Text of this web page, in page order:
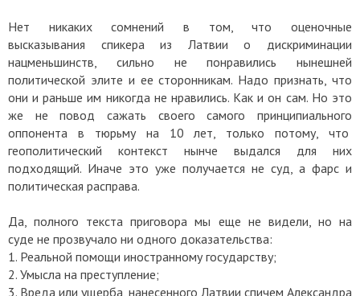
Нет никаких сомнений в том, что оценочные
высказывания спикера из Латвии о дискриминации
нацменьшинств, сильно не понравились нынешней
политической элите и ее сторонникам. Надо признать, что
они и раньше им никогда не нравились. Как и он сам. Но это
же не повод сажать своего самого принципиального
оппонента в тюрьму на 10 лет, только потому, что
геополитический контекст нынче выдался для них
подходящий. Иначе это уже получается не суд, а фарс и
политическая расправа.
Да, полного текста приговора мы еще не видели, но на
суде не прозвучало ни одного доказательства:
1. Реальной помощи иностранному государству;
2. Умысла на преступление;
3. Вреда или ущерба, нанесенного Латвии спичем Александра